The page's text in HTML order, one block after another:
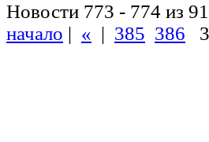
Новости 773 - 774 из
начало | « | 385 386